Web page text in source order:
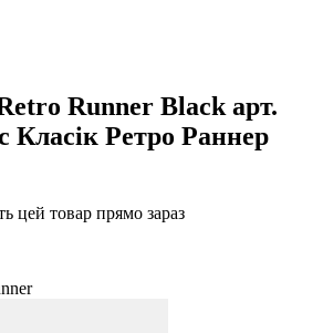
Runner Black арт.
Класік Ретро Раннер
цей товар прямо зараз
грн..